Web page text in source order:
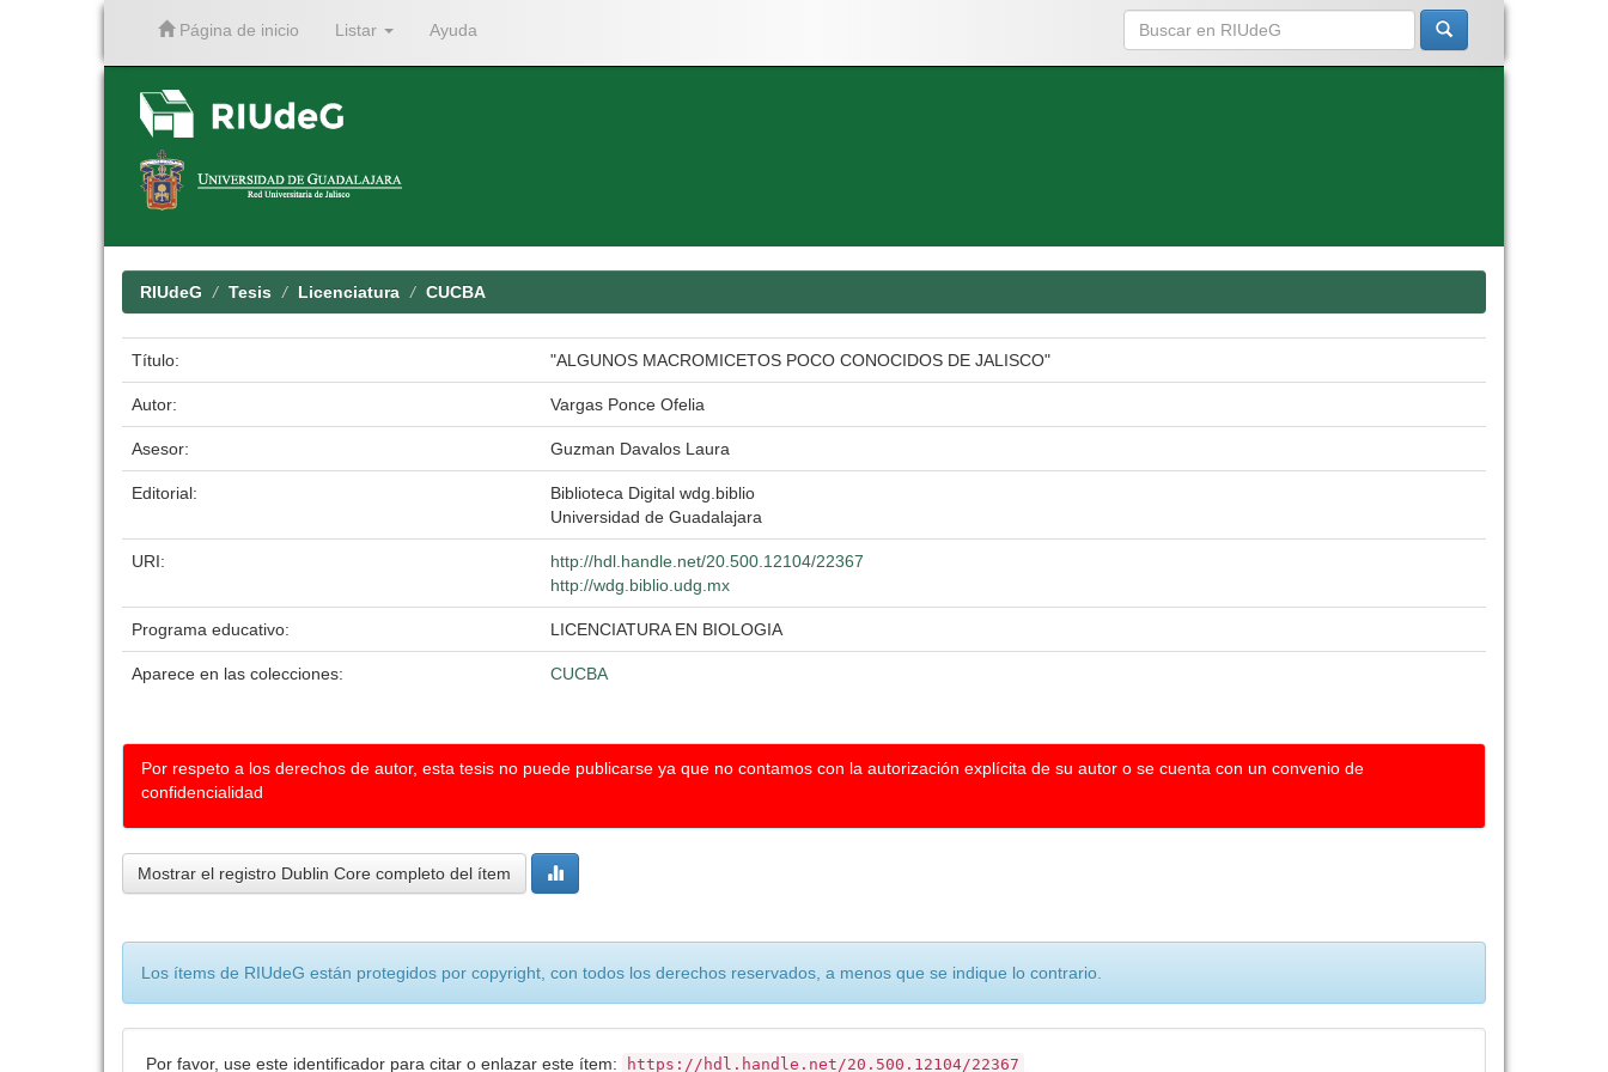
Página de inicio Listar Ayuda
RIUdeG Tesis Licenciatura CUCBA
Título: "ALGUNOS MACROMICETOS POCO CONOCIDOS DE JALISCO"
Autor: Vargas Ponce Ofelia
Asesor: Guzman Davalos Laura
Editorial:
Biblioteca Digital wdg.biblio
Universidad de Guadalajara
URI:
http://hdl.handle.net/20.500.12104/22367
http://wdg.biblio.udg.mx
Programa educativo: LICENCIATURA EN BIOLOGIA
Aparece en las colecciones: CUCBA
Por respeto a los derechos de autor, esta tesis no puede publicarse ya que no contamos con la autorización explícita de su autor o se cuenta con un convenio de
confidencialidad
Mostrar el registro Dublin Core completo del ítem
Los ítems de RIUdeG están protegidos por copyright, con todos los derechos reservados, a menos que se indique lo contrario.
Por favor, use este identificador para citar o enlazar este ítem: https://hdl.handle.net/20.500.12104/22367